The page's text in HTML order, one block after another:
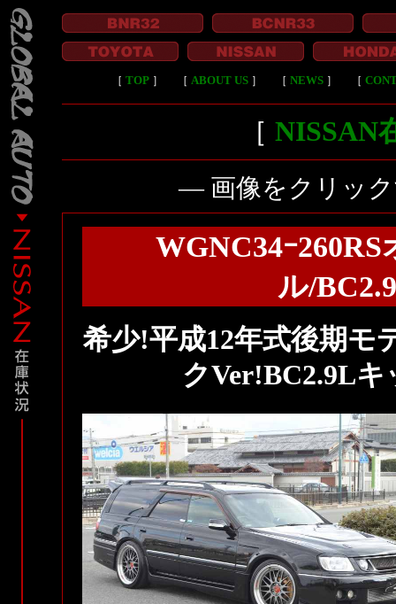
［ TOP］ ［ ABOUT US］ ［ NEWS］ ［
［ NISSAN
― 画像をクリッ
WGNC34ｰ
ル/
希少!平成12年式後期モ
クVer!BC2.9L